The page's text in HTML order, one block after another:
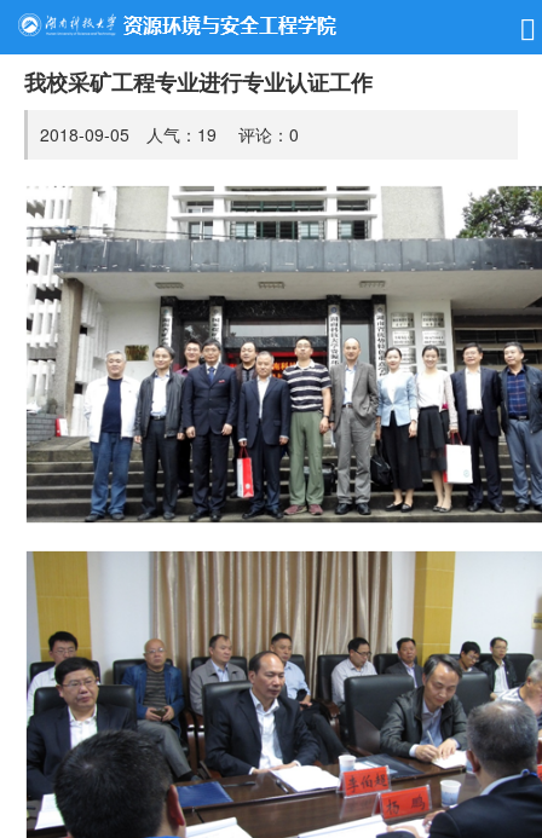
我校采矿工程专业进行专业认证工作
2018-09-05 人气： 19 评论： 0